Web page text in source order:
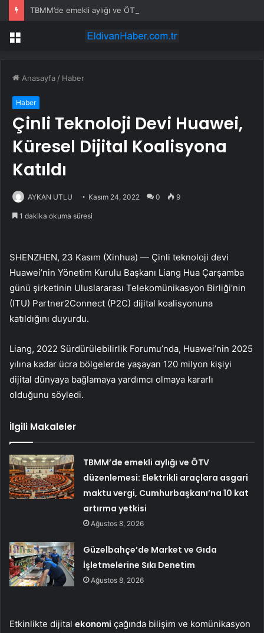
Menü
Anasayfa / Haber
Haber
Çinli Teknoloji Devi Huawei,
Küresel Dijital Koalisyona
Katıldı
AYKAN UTLU Kasım 24, 2022 0 9
1 dakika okuma süresi
SHENZHEN, 23 Kasım (Xinhua) — Çinli teknoloji devi
Huawei’nin Yönetim Kurulu Başkanı Liang Hua Çarşamba
günü şirketinin Uluslararası Telekomünikasyon Birliği’nin
(ITU) Partner2Connect (P2C) dijital koalisyonuna
katıldığını duyurdu.
Liang, 2022 Sürdürülebilirlik Forumu’nda, Huawei’nin 2025
yılına kadar ücra bölgelerde yaşayan 120 milyon kişiyi
dijital dünyaya bağlamaya yardımcı olmaya kararlı
olduğunu söyledi.
İlgili Makaleler
TBMM’de emekli aylığı ve ÖTV
düzenlemesi: Elektrikli araçlara asgari
maktu vergi, Cumhurbaşkanı’na 10 kat
artırma yetkisi
Ağustos 8, 2026
Güzelbahçe’de Market ve Gıda
İşletmelerine Sıkı Denetim
Ağustos 8, 2026
Etkinlikte dijital ekonomi çağında bilişim ve komünikasyon